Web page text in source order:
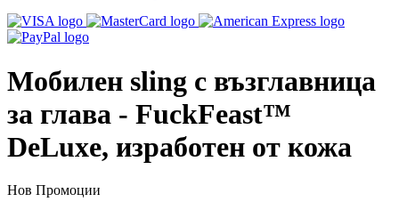
Мобилен sling с възглавница
за глава - FuckFeast™
DeLuxe, изработен от кожа
Нов Промоции